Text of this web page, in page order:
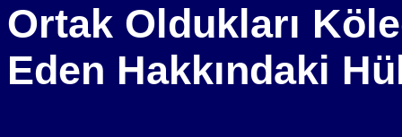
Ortak Oldukları
Eden Hakkındaki